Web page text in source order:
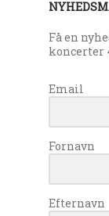
Få en
koncerter
Email
Fornavn
Efternavn